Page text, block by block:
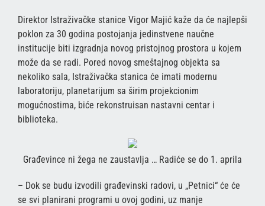
Direktor Istraživačke stanice Vigor Majić kaže da će najlepši
poklon za 30 godina postojanja jedinstvene naučne
institucije biti izgradnja novog pristojnog prostora u kojem
može da se radi. Pored novog smeštajnog objekta sa
nekoliko sala, Istraživačka stanica će imati modernu
laboratoriju, planetarijum sa širim projekcionim
mogućnostima, biće rekonstruisan nastavni centar i
biblioteka.
Građevince ni žega ne zaustavlja … Radiće se do 1. aprila
– Dok se budu izvodili građevinski radovi, u „Petnici“ će će
se svi planirani programi u ovoj godini, uz manje